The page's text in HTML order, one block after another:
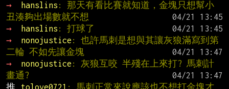
→
hanslins : 那天有看比賽就知道，金塊只想幫小
丑湊夠出場數就不想
→
hanslins : 打球了
→
nonojustice : 也許馬刺是想與其讓灰狼滿寫到第
二輪 不如先讓金塊
→
nonojustice : 灰狼互咬 半殘在上來打? 馬刺計
畫通?
推
tolove0721 : 馬刺正常來說應該也不想打金塊才